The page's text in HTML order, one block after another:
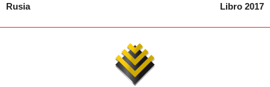
Rusia
Libro 2017